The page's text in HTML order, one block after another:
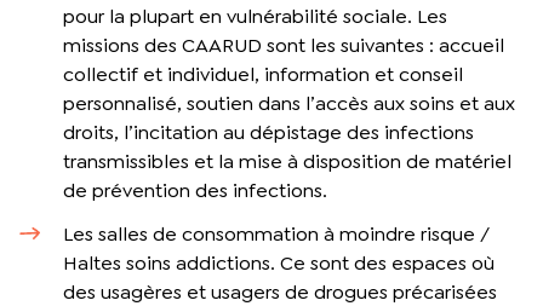
pour la plupart en vulnérabilité sociale. Les
missions des CAARUD sont les suivantes : accueil
collectif et individuel, information et conseil
personnalisé, soutien dans l’accès aux soins et aux
droits, l’incitation au dépistage des infections
transmissibles et la mise à disposition de matériel
de prévention des infections.
Les salles de consommation à moindre risque /
Haltes soins addictions. Ce sont des espaces où
des usagères et usagers de drogues précarisées